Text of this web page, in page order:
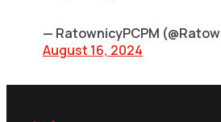
— RatownicyPCPM
August 16, 2024